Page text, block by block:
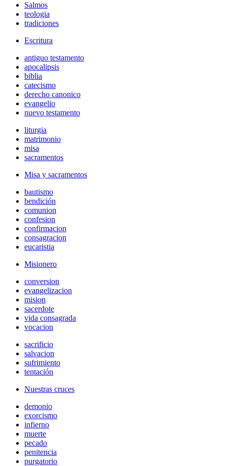
Salmos
teologia
tradiciones
Escritura
antiguo testamento
apocalipsis
biblia
catecismo
derecho canonico
evangelio
nuevo testamento
liturgia
matrimonio
misa
sacramentos
Misa y sacramentos
bautismo
bendición
comunion
confesion
confirmacion
consagracion
eucaristia
Misionero
conversion
evangelizacion
mision
sacerdote
vida consagrada
vocacion
sacrificio
salvacion
sufrimiento
tentación
Nuestras cruces
demonio
exorcismo
infierno
muerte
pecado
penitencia
purgatorio